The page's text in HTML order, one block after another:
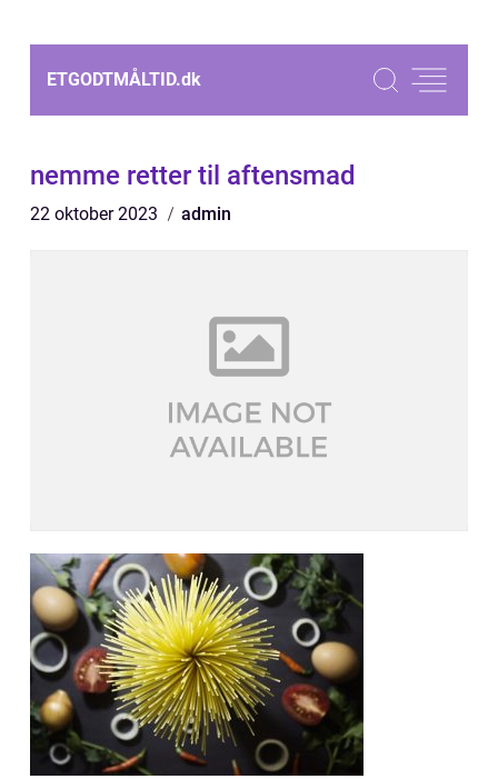
ETGODTMÅLTID.dk
nemme retter til aftensmad
22 oktober 2023 admin